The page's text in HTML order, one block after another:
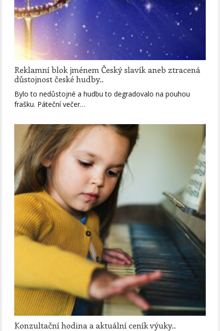
Reklamní blok jménem Český slavík aneb ztracená
důstojnost české hudby..
Bylo to nedůstojné a hudbu to degradovalo na pouhou
frašku. Páteční večer…
Konzultační hodina a aktuální ceník výuky..